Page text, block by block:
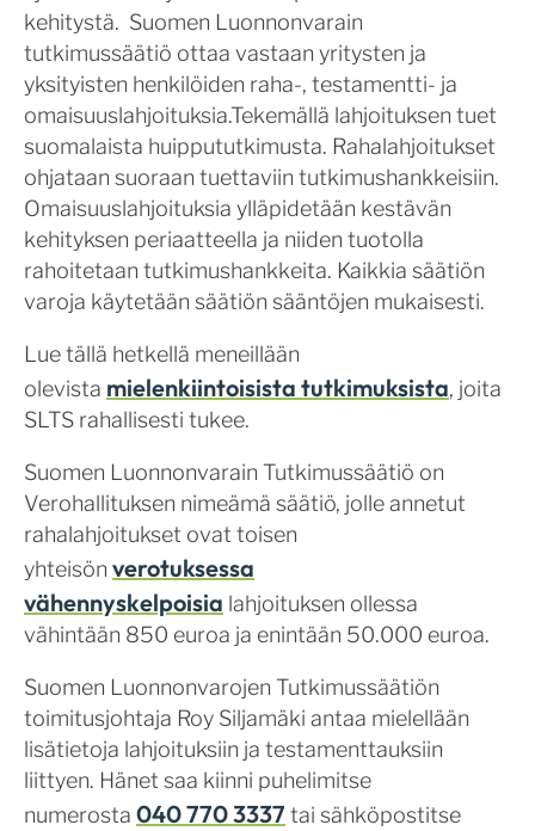
kehitystä. Suomen Luonnonvarain
tutkimussäätiö ottaa vastaan yritysten ja
yksityisten henkilöiden raha-, testamentti- ja
omaisuuslahjoituksia.Tekemällä lahjoituksen tuet
suomalaista huippututkimusta. Rahalahjoitukset
ohjataan suoraan tuettaviin tutkimushankkeisiin.
Omaisuuslahjoituksia ylläpidetään kestävän
kehityksen periaatteella ja niiden tuotolla
rahoitetaan tutkimushankkeita. Kaikkia säätiön
varoja käytetään säätiön sääntöjen mukaisesti.
Lue tällä hetkellä meneillään
olevista mielenkiintoisista tutkimuksista, joita
SLTS rahallisesti tukee.
Suomen Luonnonvarain Tutkimussäätiö on
Verohallituksen nimeämä säätiö, jolle annetut
rahalahjoitukset ovat toisen
yhteisön verotuksessa
vähennyskelpoisia lahjoituksen ollessa
vähintään 850 euroa ja enintään 50.000 euroa.
Suomen Luonnonvarojen Tutkimussäätiön
toimitusjohtaja Roy Siljamäki antaa mielellään
lisätietoja lahjoituksiin ja testamenttauksiin
liittyen. Hänet saa kiinni puhelimitse
numerosta 040 770 3337 tai sähköpostitse